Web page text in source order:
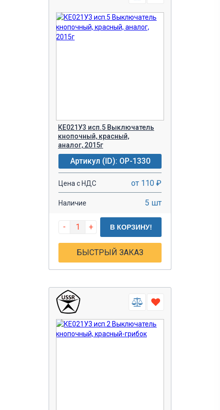
КЕ021У3 исп.5 Выключатель
кнопочный, красный,
аналог, 2015г
Артикул (ID): OP-1330
Цена с НДС от 110 ₽
Наличие 5 шт
- + В КОРЗИНУ!
БЫСТРЫЙ ЗАКАЗ